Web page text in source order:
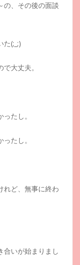
の、その後の面談
た(;_;)
大丈夫。
たし。
たし。
れど、無事に終わ
合いが始まりまし